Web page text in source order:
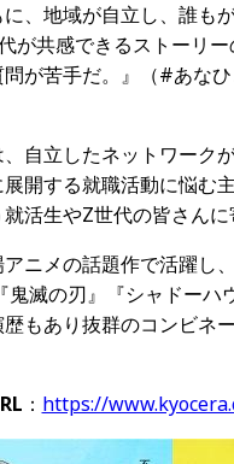
、地域が自立し、誰も
が共感できるストーリ
が苦手だ。』（#あな
自立したネットワーク
開する就職活動に悩む
活生やZ世代の皆さんに
ニメの話題作で活躍し
滅の刃』『シャドー
もあり抜群のコンビネ
： https://